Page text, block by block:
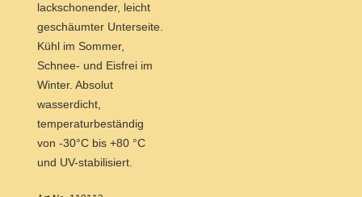
lackschonender, leicht
geschäumter Unterseite.
Kühl im Sommer,
Schnee- und Eisfrei im
Winter. Absolut
wasserdicht,
temperaturbeständig
von -30°C bis +80 °C
und UV-stabilisiert.